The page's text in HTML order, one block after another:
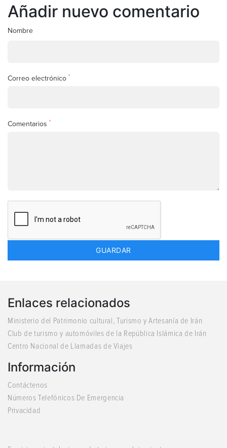
Añadir nuevo comentario
Nombre
Correo electrónico *
Comentarios *
Enlaces relacionados
Ministerio del Patrimonio cultural, Turismo y Artesanía de Irán
Club de turismo y automóviles de la República Islámica de Irán
Centro Nacional de Llamadas de Viajes
Información
Contáctenos
Números Telefónicos De Emergencia
Privacidad